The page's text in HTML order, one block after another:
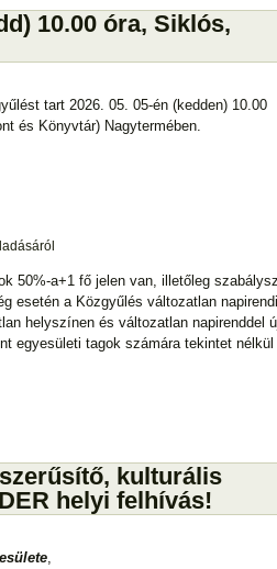
10.00 óra, Siklós,
tart 2026. 05. 05-én (kedden) 10.00
és Könyvtár) Nagytermében.
50%-a+1 fő jelen van, illetőleg
esetén a Közgyűlés változatlan napirendi
helyszínen és változatlan napirenddel
egyesületi tagok számára tekintet nélkül
kulturális
helyi felhívás!
,